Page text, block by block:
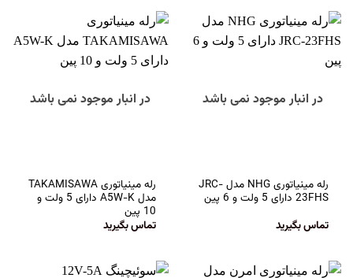
در انبار موجود نمی باشد
رله مینیاتوری NHG مدل JRC-
23FHS دارای 5 ولت و 6 پین
تماس بگیرید
در انبار موجود نمی باشد
رله مینیاتوری TAKAMISAWA
مدل A5W-K دارای 5 ولت و
10 پین
تماس بگیرید